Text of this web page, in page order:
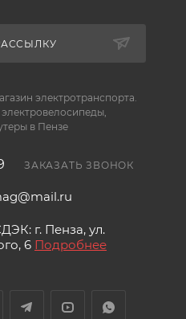
электротранспорта.
в Пензе
ЗАКАЗАТЬ ЗВОНОК
г. Пенза, ул.
6 Подробнее